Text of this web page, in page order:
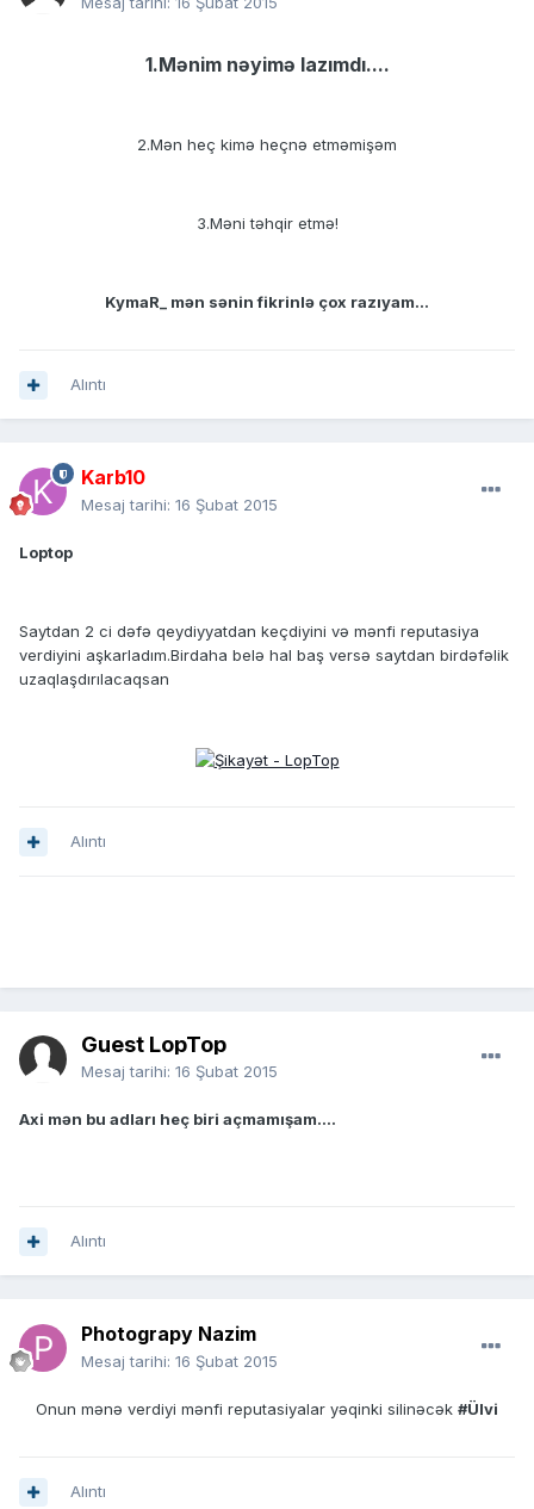
1.Mənim nəyimə lazımdı....
2.Mən heç kimə heçnə etməmişəm
3.Məni təhqir etmə!
KymaR_ mən sənin fikrinlə çox razıyam...
Alıntı
Karb10
Mesaj tarihi: 16 Şubat 2015
Loptop
Saytdan 2 ci dəfə qeydiyyatdan keçdiyini və mənfi reputasiya
verdiyini aşkarladım.Birdaha belə hal baş versə saytdan birdəfəlik
uzaqlaşdırılacaqsan
Alıntı
Guest LopTop
Mesaj tarihi: 16 Şubat 2015
Axi mən bu adları heç biri açmamışam....
Alıntı
Photograpy Nazim
Mesaj tarihi: 16 Şubat 2015
Onun mənə verdiyi mənfi reputasiyalar yəqinki silinəcək #Ülvi
Alıntı